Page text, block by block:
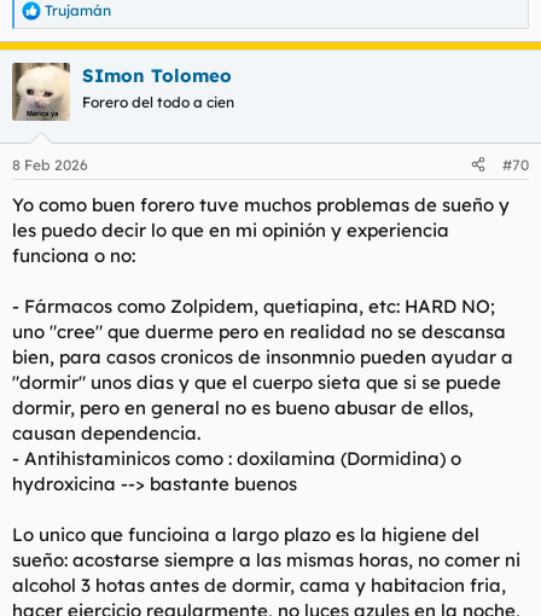
R
e
a
c
c
e
:
Trujamán
SImon Tolomeo
Forero del todo a cien
8 Feb 2026 #70
Yo como buen forero tuve muchos problemas de sueño y
les puedo decir lo que en mi opinión y experiencia
funciona o no:
- Fármacos como Zolpidem, quetiapina, etc: HARD NO;
uno "cree" que duerme pero en realidad no se descansa
bien, para casos cronicos de insonmnio pueden ayudar a
"dormir" unos dias y que el cuerpo sieta que si se puede
dormir, pero en general no es bueno abusar de ellos,
causan dependencia.
- Antihistaminicos como : doxilamina (Dormidina) o
hydroxicina --> bastante buenos
Lo unico que funcioina a largo plazo es la higiene del
sueño: acostarse siempre a las mismas horas, no comer ni
alcohol 3 hotas antes de dormir, cama y habitacion fria,
hacer ejercicio regularmente, no luces azules en la noche,